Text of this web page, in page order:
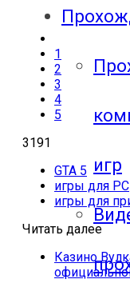
игр
1
2
3
4
5
3191
GTA 5
игры для PC
игры для
Читать далее
Казино